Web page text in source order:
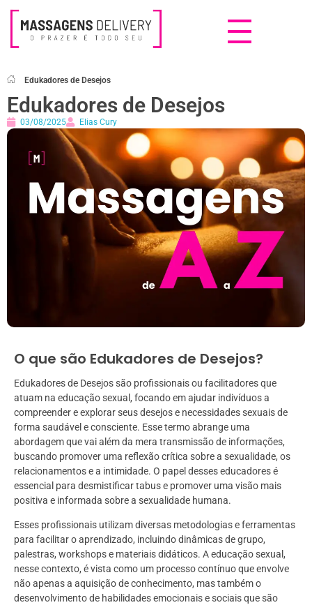
Edukadores de Desejos
Edukadores de Desejos
03/08/2025 Elias Cury
O que são Edukadores de Desejos?
Edukadores de Desejos são profissionais ou facilitadores que
atuam na educação sexual, focando em ajudar indivíduos a
compreender e explorar seus desejos e necessidades sexuais de
forma saudável e consciente. Esse termo abrange uma
abordagem que vai além da mera transmissão de informações,
buscando promover uma reflexão crítica sobre a sexualidade, os
relacionamentos e a intimidade. O papel desses educadores é
essencial para desmistificar tabus e promover uma visão mais
positiva e informada sobre a sexualidade humana.
Esses profissionais utilizam diversas metodologias e ferramentas
para facilitar o aprendizado, incluindo dinâmicas de grupo,
palestras, workshops e materiais didáticos. A educação sexual,
nesse contexto, é vista como um processo contínuo que envolve
não apenas a aquisição de conhecimento, mas também o
desenvolvimento de habilidades emocionais e sociais que são